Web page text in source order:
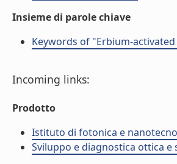
Insieme di parole chiave
Keywords of "Erbium-
Incoming links:
Prodotto
Istituto di fotonica e
Sviluppo e diagnostica ottica